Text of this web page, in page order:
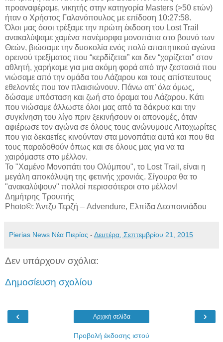
προαναφέραμε, νικητής στην κατηγορία Masters (>50 ετών)
ήταν ο Χρήστος Γαλανόπουλος με επίδοση 10:27:58.
Όλοι μας όσοι τρέξαμε την πρώτη έκδοση του Lost Trail
ανακαλύψαμε χαμένα πανέμορφα μονοπάτια στο βουνό των
Θεών, βιώσαμε την δυσκολία ενός πολύ απαιτητικού αγώνα
ορεινού τρεξίματος που “κερδίζεται” και δεν “χαρίζεται” στον
αθλητή, χαρήκαμε για μια ακόμη φορά από την ζεστασιά που
νιώσαμε από την ομάδα του Λάζαρου και τους απίστευτους
εθελοντές που τον πλαισιώνουν. Πάνω απ’ όλα όμως,
δώσαμε υπόσταση και ζωή στο όραμα του Λάζαρου. Κάτι
που νιώσαμε άλλωστε όλοι μας από τα δάκρυα και την
συγκίνηση του λίγο πριν ξεκινήσουν οι απονομές, όταν
αφιέρωσε τον αγώνα σε όλους τους ανώνυμους Λιτοχωρίτες
που για δεκαετίες κινούνταν στα μονοπάτια αυτά και που θα
τους παραδοθούν όπως και σε όλους μας για να τα
χαιρόμαστε στο μέλλον.
Το "Χαμένο Μονοπάτι του Ολύμπου", το Lost Trail, είναι η
μεγάλη αποκάλυψη της φετινής χρονιάς. Σίγουρα θα το
"ανακαλύψουν" πολλοί περισσότεροι στο μέλλον!
Δημήτρης Τρουπής
Photo©: Άντζυ Τερζή – Advendure, Ελπίδα Δεσποινιάδου
Pierias News Νέα Πιερίας - Δευτέρα, Σεπτεμβρίου 21, 2015
Δεν υπάρχουν σχόλια:
Δημοσίευση σχολίου
‹ ›
Αρχική σελίδα
Προβολή έκδοσης ιστού